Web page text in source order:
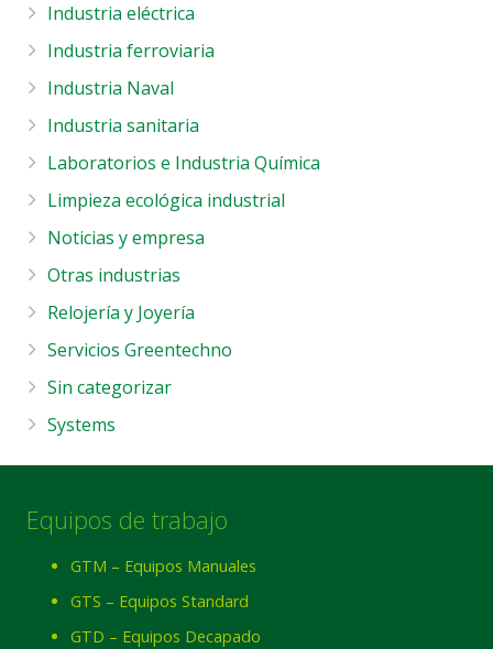
Industria eléctrica
Industria ferroviaria
Industria Naval
Industria sanitaria
Laboratorios e Industria Química
Limpieza ecológica industrial
Noticias y empresa
Otras industrias
Relojería y Joyería
Servicios Greentechno
Sin categorizar
Systems
Equipos de trabajo
GTM – Equipos Manuales
GTS – Equipos Standard
GTD – Equipos Decapado